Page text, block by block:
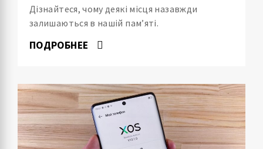
Дізнайтеся, чому деякі місця назавжди
залишаються в нашій пам’яті.
ПОДРОБНЕЕ